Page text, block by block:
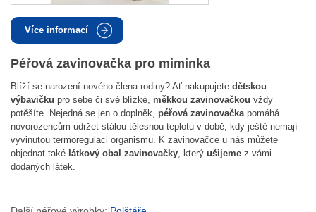
Více informací
Péřová zavinovačka pro miminka
Blíží se narození nového člena rodiny? Ať nakupujete dětskou
výbavičku pro sebe či své blízké, měkkou zavinovačkou vždy
potěšíte. Nejedná se jen o doplněk, péřová zavinovačkapomáhá
novorozencům udržet stálou tělesnou teplotu v době, kdy ještě nemají
vyvinutou termoregulaci organismu. K zavinovačce u nás můžete
objednat také látkový obal zavinovačky, který ušijeme z vámi
dodaných látek.